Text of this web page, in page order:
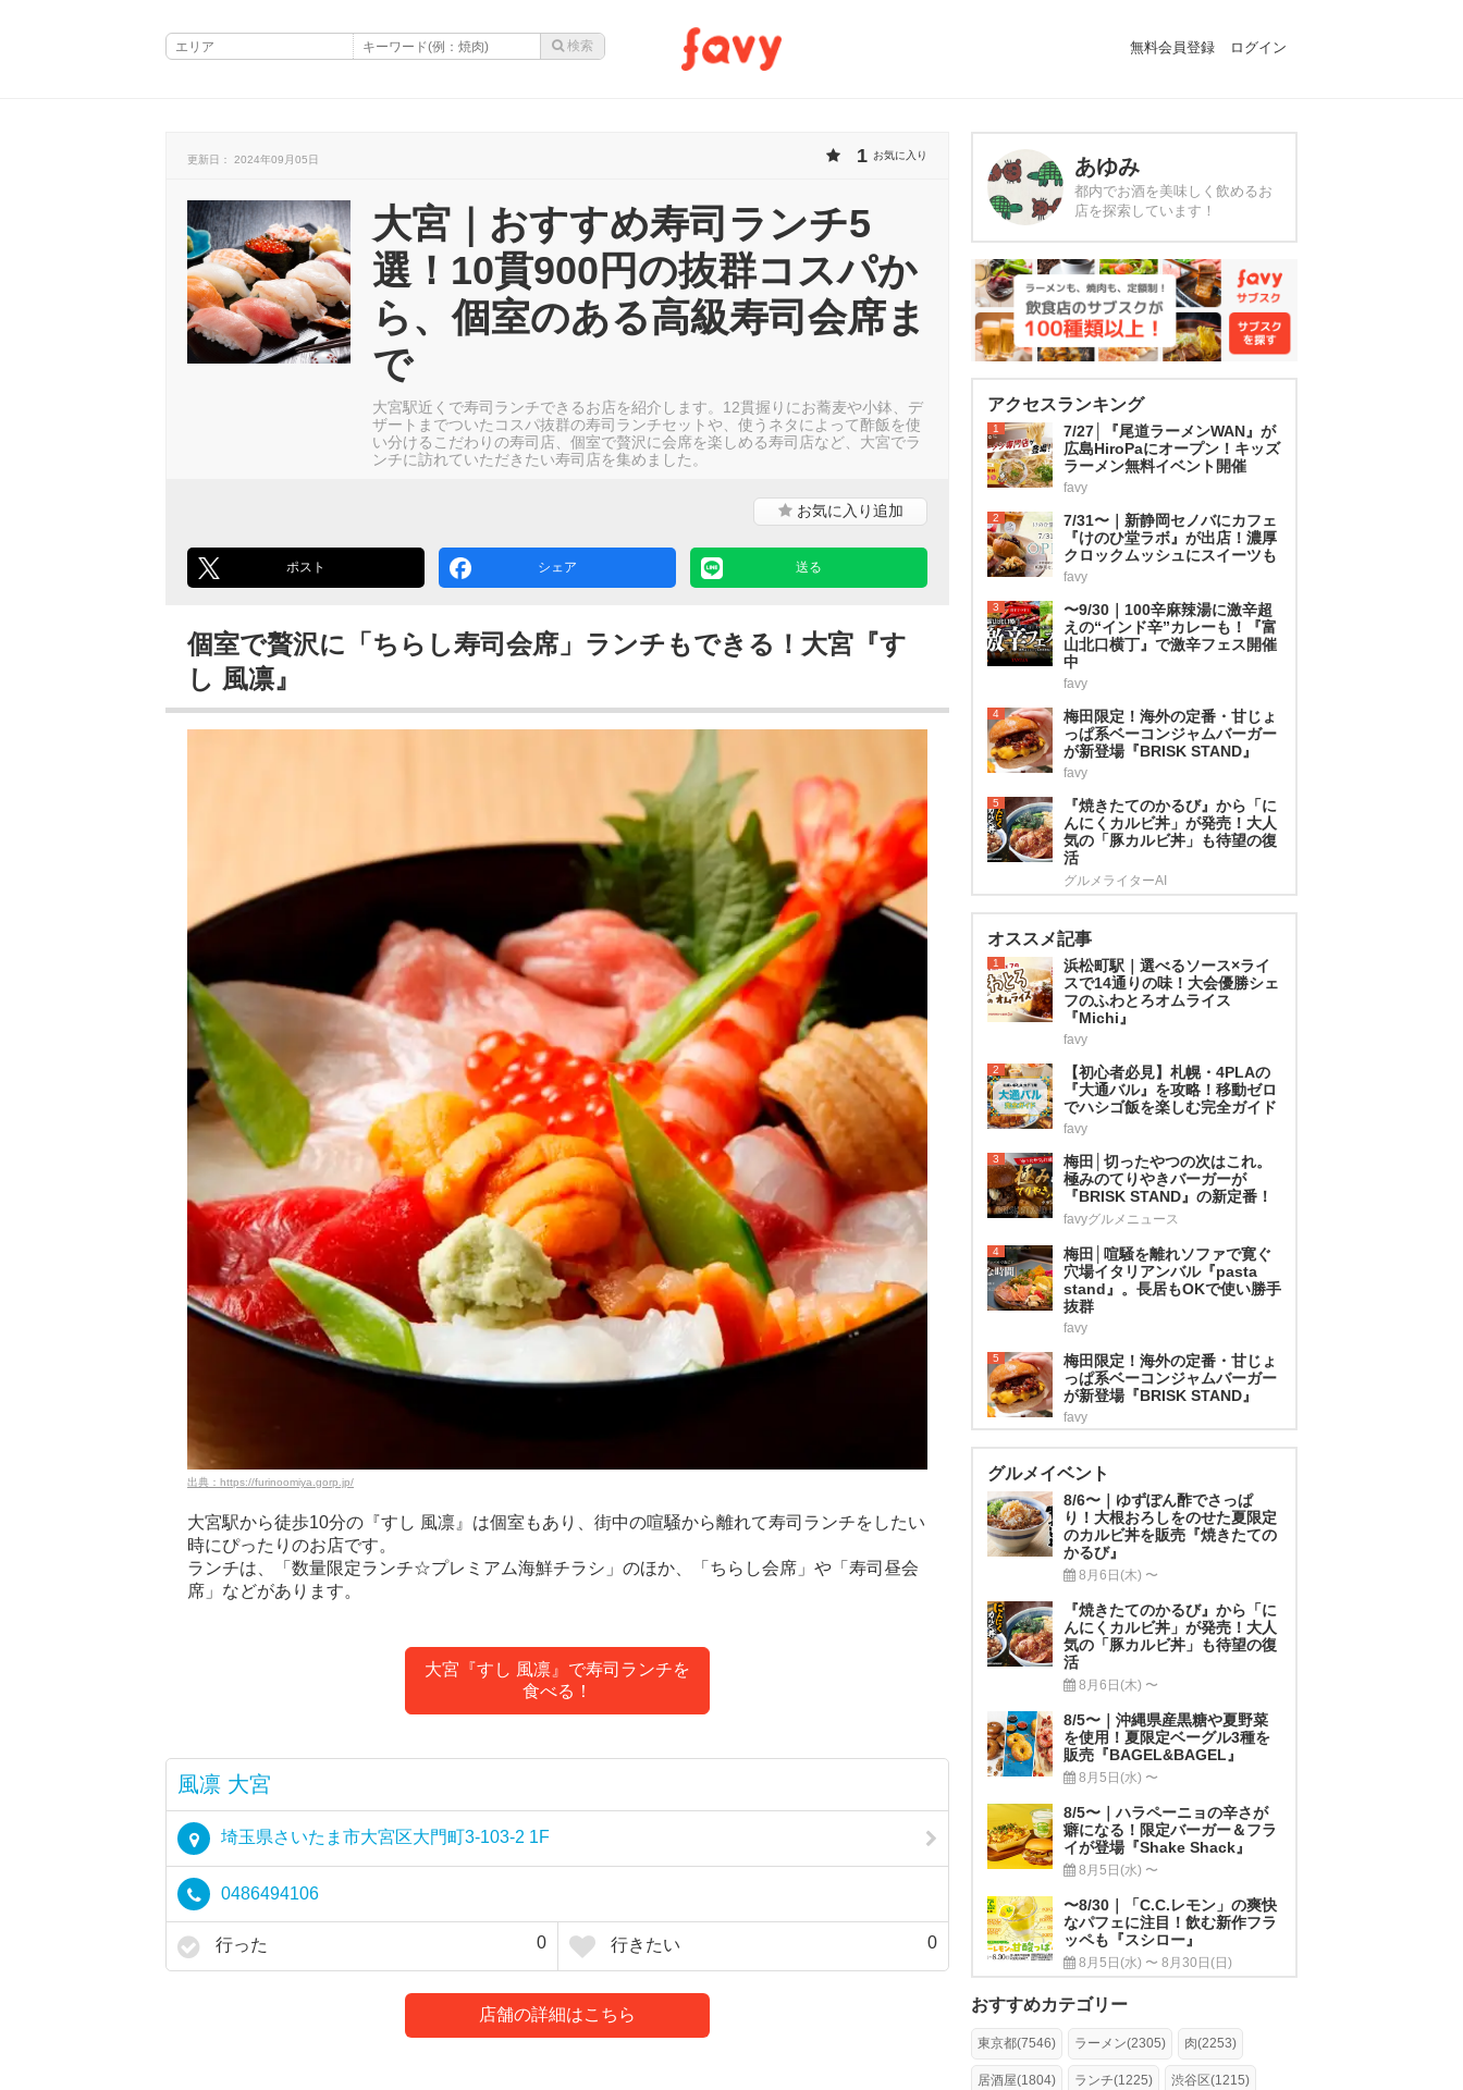
無料会員登録 ログイン
更新日： 2024年09月05日 1 お気に入り
大宮｜おすすめ寿司ランチ5
選！10貫900円の抜群コスパか
ら、個室のある高級寿司会席ま
で
大宮駅近くで寿司ランチできるお店を紹介します。12貫握りにお蕎麦や小鉢、デ
ザートまでついたコスパ抜群の寿司ランチセットや、使うネタによって酢飯を使
い分けるこだわりの寿司店、個室で贅沢に会席を楽しめる寿司店など、大宮でラ
ンチに訪れていただきたい寿司店を集めました。
お気に入り追加
ポスト シェア 送る
個室で贅沢に「ちらし寿司会席」ランチもできる！大宮『す
し 風凛』
出典：https://furinoomiya.gorp.jp/
大宮駅から徒歩10分の『すし 風凛』は個室もあり、街中の喧騒から離れて寿司ランチをしたい
時にぴったりのお店です。
ランチは、「数量限定ランチ☆プレミアム海鮮チラシ」のほか、「ちらし会席」や「寿司昼会
席」などがあります。
大宮『すし 風凛』で寿司ランチを
食べる！
風凛 大宮
埼玉県さいたま市大宮区大門町3-103-2 1F
0486494106
行った 0 行きたい 0
店舗の詳細はこちら
あゆみ
都内でお酒を美味しく飲めるお
店を探索しています！
アクセスランキング
1
7/27│『尾道ラーメンWAN』が
広島HiroPaにオープン！キッズ
ラーメン無料イベント開催
favy
2
7/31〜｜新静岡セノバにカフェ
『けのひ堂ラボ』が出店！濃厚
クロックムッシュにスイーツも
favy
3
〜9/30｜100辛麻辣湯に激辛超
えの“インド辛”カレーも！『富
山北口横丁』で激辛フェス開催
中
favy
4
梅田限定！海外の定番・甘じょ
っぱ系ベーコンジャムバーガー
が新登場『BRISK STAND』
favy
5
『焼きたてのかるび』から「に
んにくカルビ丼」が発売！大人
気の「豚カルビ丼」も待望の復
活
グルメライターAI
オススメ記事
1
浜松町駅｜選べるソース×ライ
スで14通りの味！大会優勝シェ
フのふわとろオムライス
『Michi』
favy
2
【初心者必見】札幌・4PLAの
『大通バル』を攻略！移動ゼロ
でハシゴ飯を楽しむ完全ガイド
favy
3
梅田│切ったやつの次はこれ。
極みのてりやきバーガーが
『BRISK STAND』の新定番！
favyグルメニュース
4
梅田│喧騒を離れソファで寛ぐ
穴場イタリアンバル『pasta
stand』。長居もOKで使い勝手
抜群
favy
5
梅田限定！海外の定番・甘じょ
っぱ系ベーコンジャムバーガー
が新登場『BRISK STAND』
favy
グルメイベント
8/6〜｜ゆずぽん酢でさっぱ
り！大根おろしをのせた夏限定
のカルビ丼を販売『焼きたての
かるび』
8月6日(木) 〜
『焼きたてのかるび』から「に
んにくカルビ丼」が発売！大人
気の「豚カルビ丼」も待望の復
活
8月6日(木) 〜
8/5〜｜沖縄県産黒糖や夏野菜
を使用！夏限定ベーグル3種を
販売『BAGEL&BAGEL』
8月5日(水) 〜
8/5〜｜ハラペーニョの辛さが
癖になる！限定バーガー＆フラ
イが登場『Shake Shack』
8月5日(水) 〜
〜8/30｜「C.C.レモン」の爽快
なパフェに注目！飲む新作フラ
ッペも『スシロー』
8月5日(水) 〜 8月30日(日)
おすすめカテゴリー
東京都(7546) ラーメン(2305) 肉(2253)
居酒屋(1804) ランチ(1225) 渋谷区(1215)